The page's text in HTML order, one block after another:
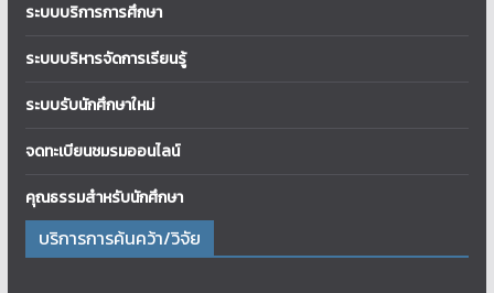
ระบบบริการการศึกษา
ระบบบริหารจัดการเรียนรู้
ระบบรับนักศึกษาใหม่
จดทะเบียนชมรมออนไลน์
คุณธรรมสำหรับนักศึกษา
บริการการค้นคว้า/วิจัย